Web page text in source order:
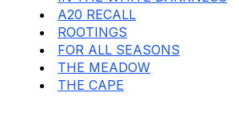
A20 RECALL
ROOTINGS
FOR ALL SEASONS
THE MEADOW
THE CAPE